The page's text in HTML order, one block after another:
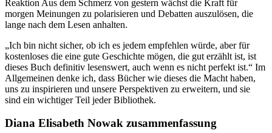
Reaktion Aus dem Schmerz von gestern wächst die Kraft für
morgen Meinungen zu polarisieren und Debatten auszulösen, die
lange nach dem Lesen anhalten.
„Ich bin nicht sicher, ob ich es jedem empfehlen würde, aber für
kostenloses die eine gute Geschichte mögen, die gut erzählt ist, ist
dieses Buch definitiv lesenswert, auch wenn es nicht perfekt ist.“ Im
Allgemeinen denke ich, dass Bücher wie dieses die Macht haben,
uns zu inspirieren und unsere Perspektiven zu erweitern, und sie
sind ein wichtiger Teil jeder Bibliothek.
Diana Elisabeth Nowak zusammenfassung